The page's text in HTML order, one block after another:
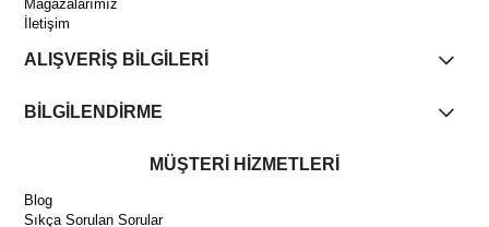
Mağazalarımız
İletişim
ALIŞVERİŞ BİLGİLERİ
BİLGİLENDİRME
MÜŞTERİ HİZMETLERİ
Blog
Sıkça Sorulan Sorular